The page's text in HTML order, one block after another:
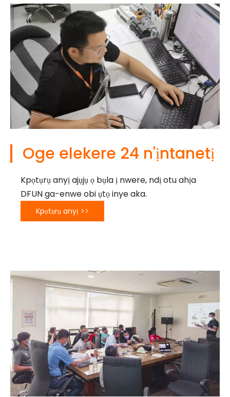
Oge elekere 24 n'ịntanetị
Kpọtụrụ anyị ajụjụ ọ bụla ị nwere, ndị otu ahịa
DFUN ga-enwe obi ụtọ inye aka.
Kpọtụrụ anyị >>